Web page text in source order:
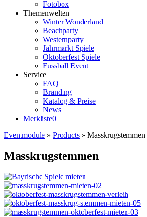
Fotobox
Themenwelten
Winter Wonderland
Beachparty
Westernparty
Jahrmarkt Spiele
Oktoberfest Spiele
Fussball Event
Service
FAQ
Branding
Katalog & Preise
News
Merkliste0
Eventmodule » Products » Masskrugstemmen
Masskrugstemmen